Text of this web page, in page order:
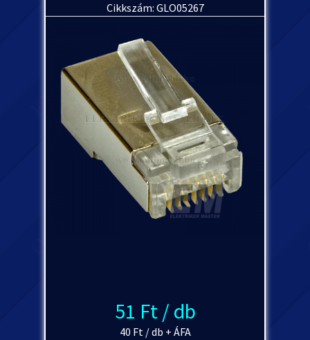
Cikkszám: GLO05267
51 Ft / db
40 Ft / db + ÁFA